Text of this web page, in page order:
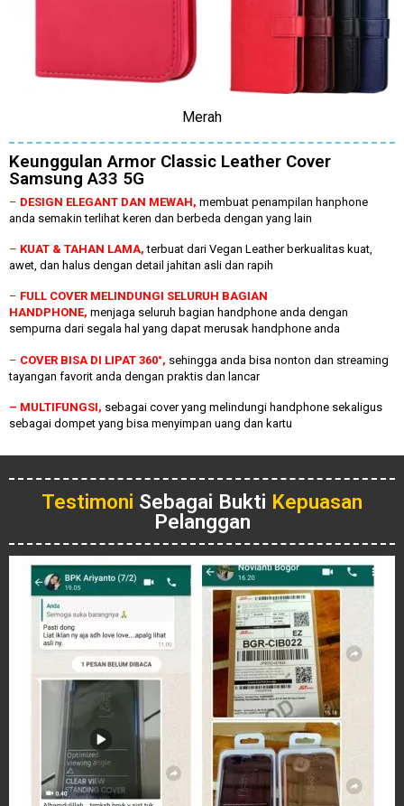
Merah
Keunggulan Armor Classic Leather Cover
Samsung A33 5G
– DESIGN ELEGANT DAN MEWAH, membuat penampilan hanphone
anda semakin terlihat keren dan berbeda dengan yang lain
– KUAT & TAHAN LAMA,terbuat dari Vegan Leather berkualitas kuat,
awet, dan halus dengan detail jahitan asli dan rapih
– FULL COVER MELINDUNGI SELURUH BAGIAN
HANDPHONE, menjaga seluruh bagian handphone anda dengan
sempurna dari segala hal yang dapat merusak handphone anda
– COVER BISA DI LIPAT 360°, sehingga anda bisa nonton dan streaming
tayangan favorit anda dengan praktis dan lancar
– MULTIFUNGSI, sebagai cover yang melindungi handphone sekaligus
sebagai dompet yang bisa menyimpan uang dan kartu
Testimoni Sebagai Bukti Kepuasan
Pelanggan